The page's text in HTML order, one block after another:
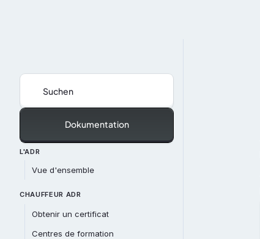
Suchen
Dokumentation
L'ADR
Vue d'ensemble
CHAUFFEUR ADR
Obtenir un certificat
Centres de formation